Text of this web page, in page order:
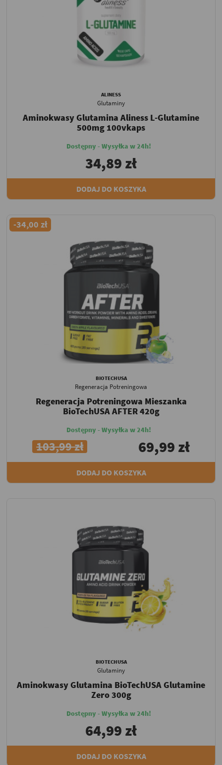
ALINESS
Glutaminy
Aminokwasy Glutamina Aliness L-Glutamine
500mg 100vkaps
Dostępny - Wysyłka w 24h!
34,89 zł
DODAJ DO KOSZYKA
-34,00 zł
BIOTECHUSA
Regeneracja Potreningowa
Regeneracja Potreningowa Mieszanka
BioTechUSA AFTER 420g
Dostępny - Wysyłka w 24h!
103,99 zł 69,99 zł
DODAJ DO KOSZYKA
BIOTECHUSA
Glutaminy
Aminokwasy Glutamina BioTechUSA Glutamine
Zero 300g
Dostępny - Wysyłka w 24h!
64,99 zł
DODAJ DO KOSZYKA